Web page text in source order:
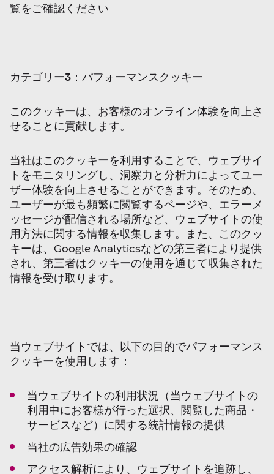
覧をご確認ください
カテゴリー3 ：パフォーマンスクッキー
このクッキーは、お客様のオンライン体験を向上さ
せることに貢献します。
当社はこのクッキーを利用することで、ウェブサイ
トをモニタリングし、洞察力と分析力によってユー
ザー体験を向上させることができます。そのため、
ユーザーが最も頻繁に閲覧するページや、エラーメ
ッセージが配信される場所など、ウェブサイトの使
用方法に関する情報を収集します。また、このクッ
キーは、Google Analyticsなどの第三者により提供
され、第三者はクッキーの使用を通じて収集された
情報を受け取ります。
当ウェブサイトでは、以下の目的でパフォーマンス
クッキーを使用します：
当ウェブサイトの利用状況（当ウェブサイトの
利用中にお客様が行った選択、閲覧した商品・
サービスなど）に関する統計情報の提供
当社の広告効果の確認
アクセス解析により、ウェブサイトを追跡し、